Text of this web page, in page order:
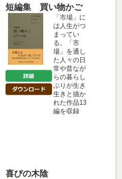
短編集 買い物かご
「市場」に
は人生がつ
まってい
る。「市
場」を通し
た人々の日
常や昔なが
らの暮らし
ぶりが生き
生きと描か
れた作品13
編を収録
喜びの木陰